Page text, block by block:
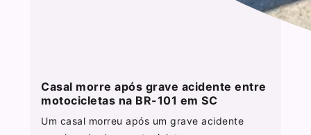
Casal morre após grave acidente entre
motocicletas na BR-101 em SC
Um casal morreu após um grave acidente